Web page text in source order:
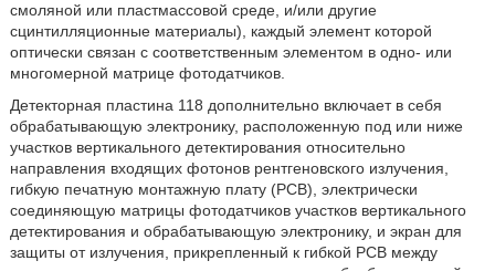
смоляной или пластмассовой среде, и/или другие
сцинтилляционные материалы), каждый элемент которой
оптически связан с соответственным элементом в одно- или
многомерной матрице фотодатчиков.
Детекторная пластина 118 дополнительно включает в себя
обрабатывающую электронику, расположенную под или ниже
участков вертикального детектирования относительно
направления входящих фотонов рентгеновского излучения,
гибкую печатную монтажную плату (PCB), электрически
соединяющую матрицы фотодатчиков участков вертикального
детектирования и обрабатывающую электронику, и экран для
защиты от излучения, прикрепленный к гибкой PCB между